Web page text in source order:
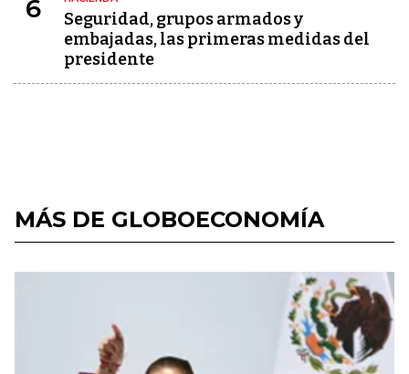
6
Seguridad, grupos armados y
embajadas, las primeras medidas del
presidente
MÁS DE GLOBOECONOMÍA